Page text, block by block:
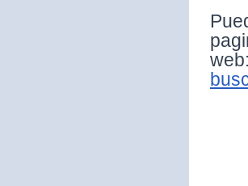
web: